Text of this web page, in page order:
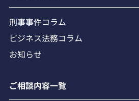
刑事事件コラム
ビジネス法務コラム
お知らせ
ご相談内容一覧